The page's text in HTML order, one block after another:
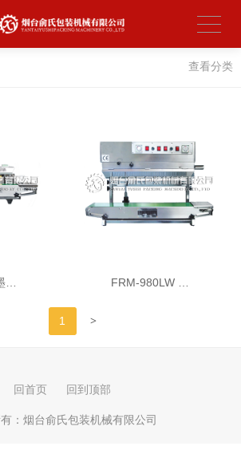
查看分类
… FRM-980LW …
1 >
回首页 回到顶部
： 烟台俞氏包装机械有限公司